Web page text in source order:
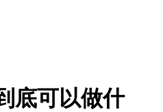
底可以做什